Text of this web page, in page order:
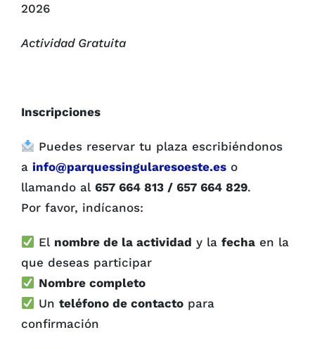
2026
Actividad Gratuita
Inscripciones
Puedes reservar tu plaza escribiéndonos
a info@parquessingularesoeste.es o
llamando al 657 664 813 / 657 664 829.
Por favor, indícanos:
El nombre de la actividad y lafecha en la
que deseas participar
Nombre completo
Unteléfono de contacto para
confirmación